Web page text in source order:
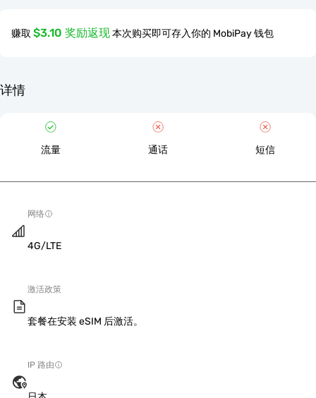
赚取 $3.10 奖励返现本次购买即可存入你的 MobiPay 钱包
详情
流量 通话 短信
网络
4G/LTE
激活政策
套餐在安装 eSIM 后激活。
IP 路由